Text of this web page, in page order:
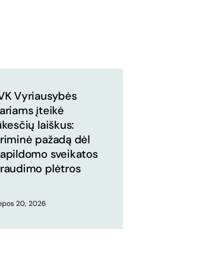
Vyriausybės
įteikė
laiškus:
pažadą dėl
sveikatos
plėtros
20, 2026